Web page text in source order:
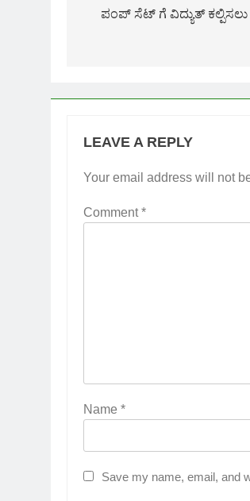
navigation
ಪಂಪ್‌ ಸೆಟ್ ಗೆ ವಿದ್ಯುತ್
LEAVE A REPLY
Your email address will not
Comment*
Name *
Save my name, email, and